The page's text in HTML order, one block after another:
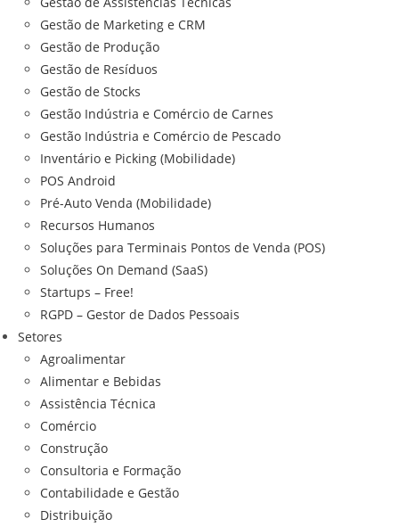
Gestão de Marketing e CRM
Gestão de Produção
Gestão de Resíduos
Gestão de Stocks
Gestão Indústria e Comércio de Carnes
Gestão Indústria e Comércio de Pescado
Inventário e Picking (Mobilidade)
POS Android
Pré-Auto Venda (Mobilidade)
Recursos Humanos
Soluções para Terminais Pontos de Venda (POS)
Soluções On Demand (SaaS)
Startups – Free!
RGPD – Gestor de Dados Pessoais
Setores
Agroalimentar
Alimentar e Bebidas
Assistência Técnica
Comércio
Construção
Consultoria e Formação
Contabilidade e Gestão
Distribuição